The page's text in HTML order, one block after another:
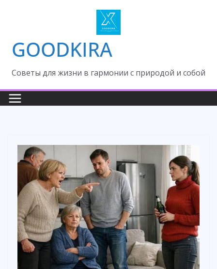
GOODKIRA
Cоветы для жизни в гармонии с природой и собой